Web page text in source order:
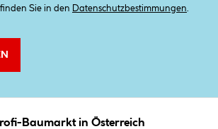
Sie in den
Datenschutzbestimmungen
Baumarkt in Österreich